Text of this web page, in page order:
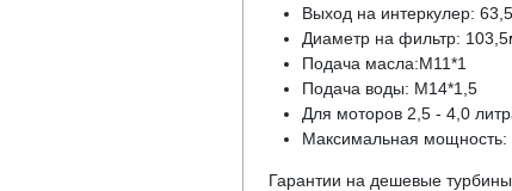
Выход на интеркулер:
Диаметр на фильтр:
Подача масла:М11*1
Подача воды: М14*1,5
Для моторов 2,5 - 4,0
Максимальная мощность:
Гарантии на дешевые